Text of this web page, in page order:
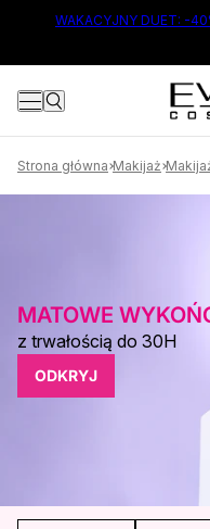
TREŚCI
WAKACYJNY DUET: -
Strona główna Makijaż
MATOWE
z trwałością do 30H
ODKRYJ